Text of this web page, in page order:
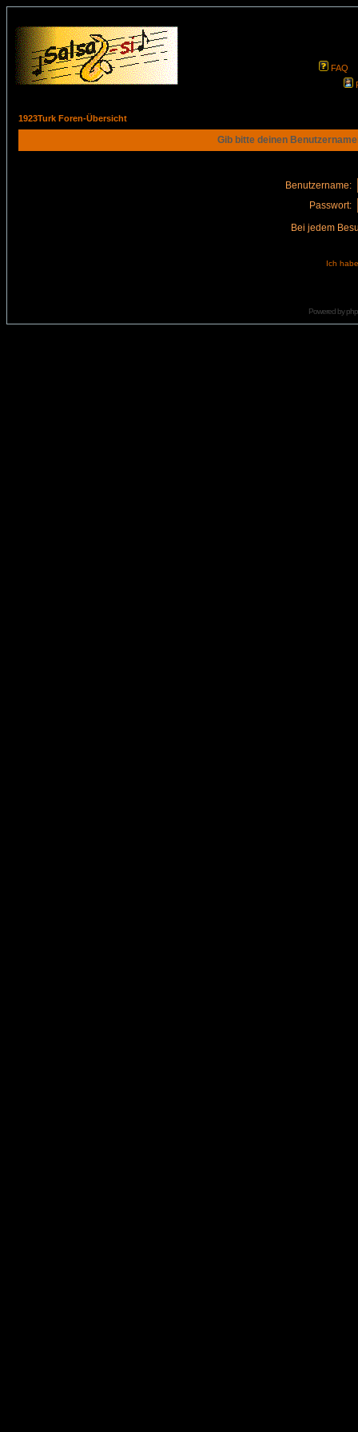
FAQ
1923Turk Foren-Übersicht
Gib bitte deinen
Benutzername:
Passwort:
Bei jedem
Ich
Powered by